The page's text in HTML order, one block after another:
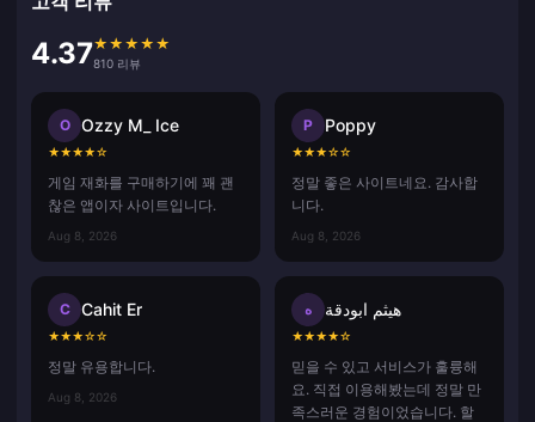
4.37★ ★ ★ ★ ★
810 리뷰
O Ozzy M_ Ice
★★★★☆
게임 재화를 구매하기에 꽤 괜
찮은 앱이자 사이트입니다.
Aug 8, 2026
P Poppy
★★★☆☆
정말 좋은 사이트네요. 감사합
니다.
Aug 8, 2026
C Cahit Er
★★★☆☆
정말 유용합니다.
Aug 8, 2026
ه هيثم ابودقة
★★★★☆
믿을 수 있고 서비스가 훌륭해
요. 직접 이용해봤는데 정말 만
족스러운 경험이었습니다. 할